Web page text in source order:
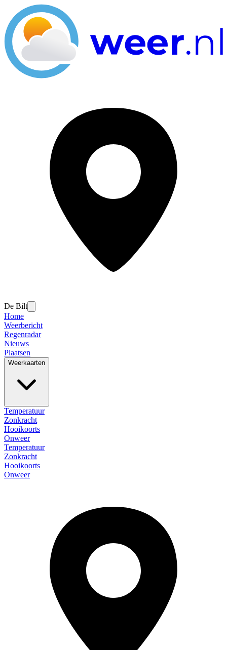
De Bilt
Home
Weerbericht
Regenradar
Nieuws
Plaatsen
Weerkaarten
Temperatuur
Zonkracht
Hooikoorts
Onweer
Temperatuur
Zonkracht
Hooikoorts
Onweer